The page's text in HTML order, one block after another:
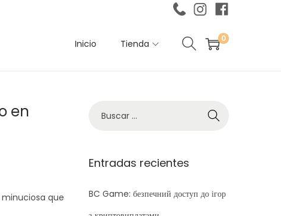
Inicio Tienda 0
en
que
q
e
Entradas recientes
BC Game: безпечний доступ до ігор